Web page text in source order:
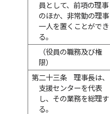
員として、前項の理事
のほか、非常勤の理事
一人を置くことができ
る。
（役員の職務及び権
限）
第二十三条
理事長は、
支援センターを代表
し、その業務を総理す
る。